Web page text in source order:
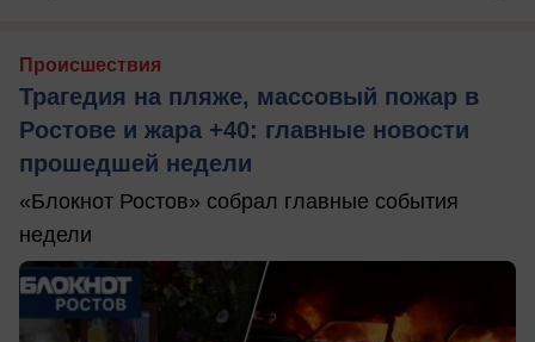
Происшествия
Трагедия на пляже, массовый пожар в
Ростове и жара +40: главные новости
прошедшей недели
«Блокнот Ростов» собрал главные события
недели